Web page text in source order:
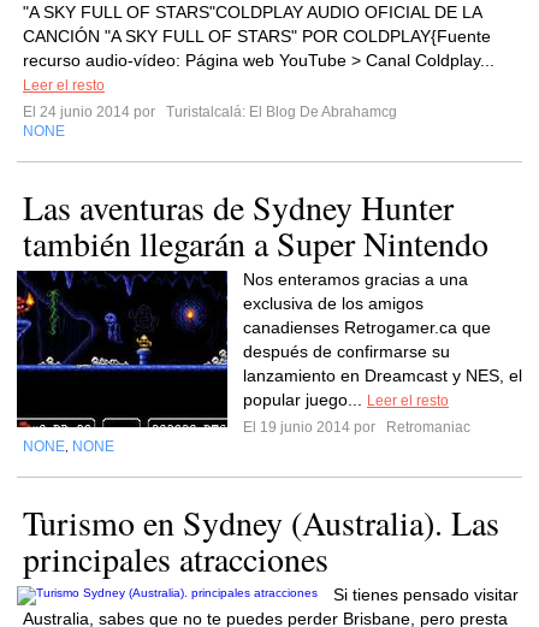
"A SKY FULL OF STARS"COLDPLAY AUDIO OFICIAL DE LA
CANCIÓN "A SKY FULL OF STARS" POR COLDPLAY{Fuente
recurso audio-vídeo: Página web YouTube > Canal Coldplay...
Leer el resto
El 24 junio 2014 por
Turistalcalá: El Blog De Abrahamcg
NONE
Las aventuras de Sydney Hunter
también llegarán a Super Nintendo
Nos enteramos gracias a una
exclusiva de los amigos
canadienses Retrogamer.ca que
después de confirmarse su
lanzamiento en Dreamcast y NES, el
popular juego...
Leer el resto
El 19 junio 2014 por
Retromaniac
NONE NONE
Turismo en Sydney (Australia). Las
principales atracciones
Si tienes pensado visitar
Australia, sabes que no te puedes perder Brisbane, pero presta